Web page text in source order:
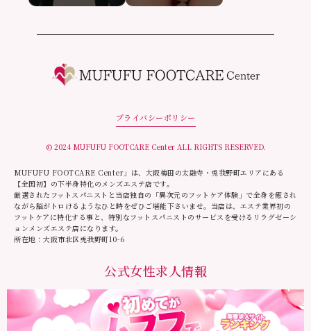
プライバシーポリシー
© 2024 MUFUFU FOOTCARE Center ALL RIGHTS RESERVED.
MUFUFU FOOTCARE Center」は、大阪梅田の太融寺・兎我野町エリアにある
【全国初】の下半身特化のメンズエステ店です。
厳選されたフットスパニストと当店独自の「異次元のフットケア体験」で全身を癒され
ながら脳がトロけるようなひと時をぜひご堪能下さいませ。当店は、エステ業界初の
フットケアに特化する事と、特別なフットスパニストのサービスを受けるリラグゼーシ
ョンメンズエステ店になります。
所在地：大阪市北区兎我野町10-6
公式女性求人情報